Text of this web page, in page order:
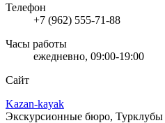
Телефон
+7 (962) 555-71-88
Часы работы
ежедневно, 09:00-19:00
Сайт
Kazan-kayak
Экскурсионные бюро, Турклубы